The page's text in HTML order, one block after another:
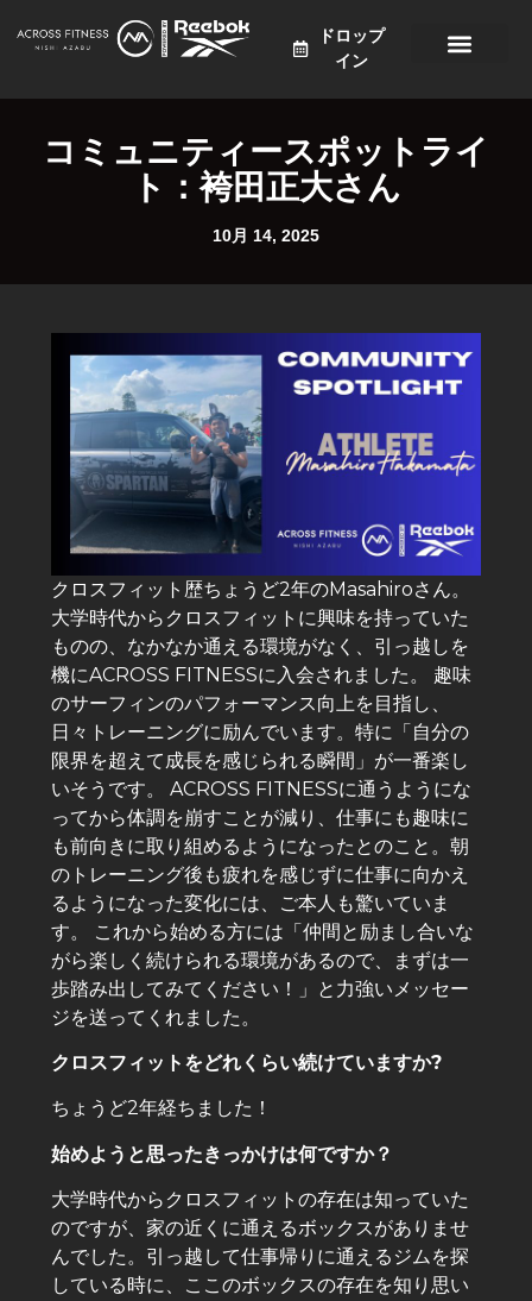
ドロップ
イン
コミュニティースポットライ
ト：袴田正大さん
10月 14, 2025
クロスフィット歴ちょうど2年のMasahiroさん。
大学時代からクロスフィットに興味を持っていた
ものの、なかなか通える環境がなく、引っ越しを
機にACROSS FITNESSに入会されました。 趣味
のサーフィンのパフォーマンス向上を目指し、
日々トレーニングに励んでいます。特に「自分の
限界を超えて成長を感じられる瞬間」が一番楽し
いそうです。 ACROSS FITNESSに通うようにな
ってから体調を崩すことが減り、仕事にも趣味に
も前向きに取り組めるようになったとのこと。朝
のトレーニング後も疲れを感じずに仕事に向かえ
るようになった変化には、ご本人も驚いていま
す。 これから始める方には「仲間と励まし合いな
がら楽しく続けられる環境があるので、まずは一
歩踏み出してみてください！」と力強いメッセー
ジを送ってくれました。
クロスフィットをどれくらい続けていますか?
ちょうど2年経ちました！
始めようと思ったきっかけは何ですか？
大学時代からクロスフィットの存在は知っていた
のですが、家の近くに通えるボックスがありませ
んでした。引っ越して仕事帰りに通えるジムを探
している時に、ここのボックスの存在を知り思い